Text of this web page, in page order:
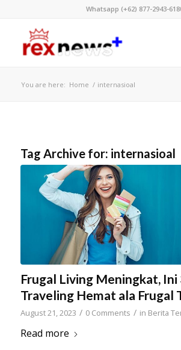
Whatsapp (+62) 877-2943-
You are here: Home / internasioal
Tag Archive for: internasioal
Frugal Living Meningkat, Ini
Traveling Hemat ala Frugal
August 21, 2023 / 0 Comments / in Berita
Read more